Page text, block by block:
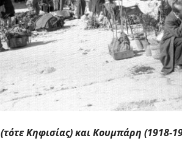
Κηφισίας) και Κουμπάρη (1918-